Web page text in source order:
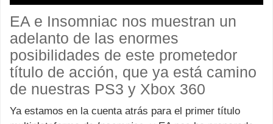
EA e Insomniac nos muestran un
adelanto de las enormes
posibilidades de este prometedor
título de acción, que ya está camino
de nuestras PS3 y Xbox 360
Ya estamos en la cuenta atrás para el primer título